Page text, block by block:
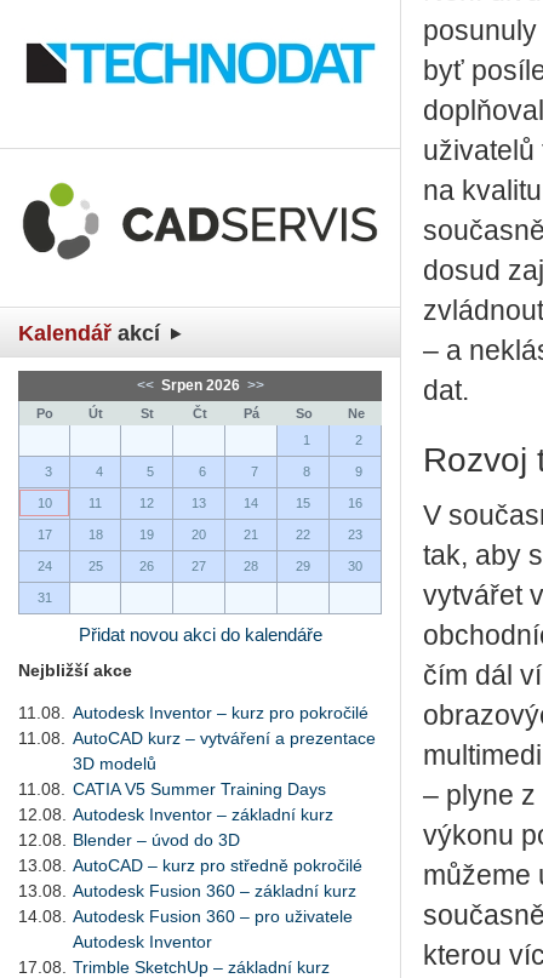
Kalendář akcí
<< Srpen 2026 >>
Po Út St Čt Pá So
Ne
1
2
3 4 5 6 7 8 9
10 11 12 13 14 15 16
17 18 19 20 21 22 23
24 25 26 27 28 29 30
31
Přidat novou akci do kalendáře
Nejbližší akce
11.08.
Autodesk Inventor – kurz pro pokročilé
11.08.
AutoCAD kurz – vytváření a prezentace
3D modelů
11.08.
CATIA V5 Summer Training Days
12.08.
Autodesk Inventor – základní kurz
12.08.
Blender – úvod do 3D
13.08.
AutoCAD – kurz pro středně pokročilé
13.08.
Autodesk Fusion 360 – základní kurz
14.08.
Autodesk Fusion 360 – pro uživatele
Autodesk Inventor
17.08.
Trimble SketchUp – základní kurz
byť
uživatelů
na
dosud
– a
dat.
Rozvoj
V
tak, aby
vytvářet
čím dál
– plyne
výkonu
můžeme
kterou